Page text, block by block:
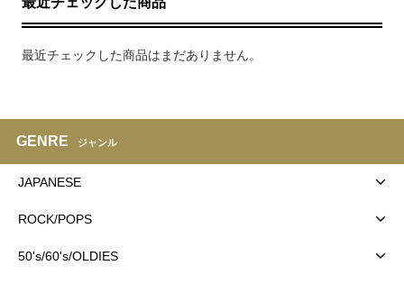
最近チェックした商品はまだありません。
GENRE ジャンル
JAPANESE
ROCK/POPS
50's/60's/OLDIES